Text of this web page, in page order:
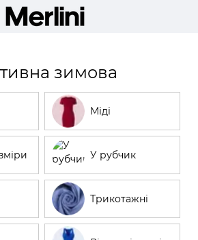
зимова
Міді
У рубчик
Трикотажні